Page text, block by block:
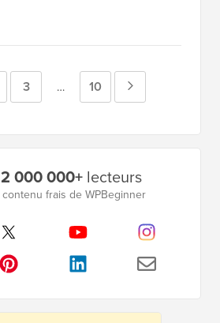
Page
3
Pages
intermédiaires
… Page
10
2 000 000+lecteurs
frais de WPBeginner